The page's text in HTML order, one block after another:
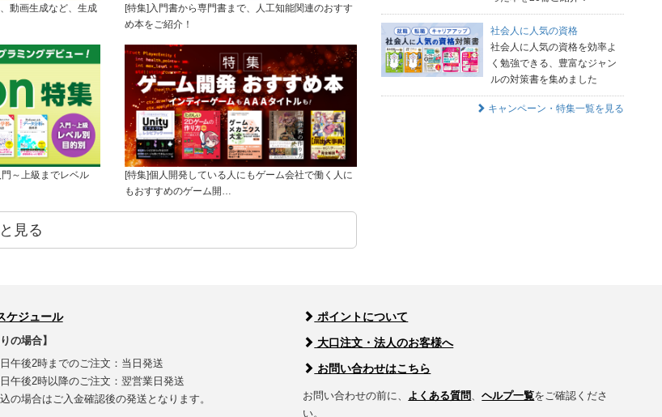
動画生成など、生成
[特集]入門書から専門書まで、人工知能関連のおすす
め本をご紹介！
～上級までレベル
[特集]個人開発している人にもゲーム会社で働く人に
もおすすめのゲーム開…
見る
社会人に人気の資格
社会人に人気の資格を効率よ
く勉強できる、豊富なジャン
ルの対策書を集めました
キャンペーン・特集一覧を見る
ケジュール
の場合】
午後2時までのご注文：当日発送
午後2時以降のご注文：翌営業日発送
の場合はご入金確認後の発送となります。
ポイントについて
大口注文・法人のお客様へ
お問い合わせはこちら
お問い合わせの前に、 よくある質問 、ヘルプ一覧をご確認くださ
い。